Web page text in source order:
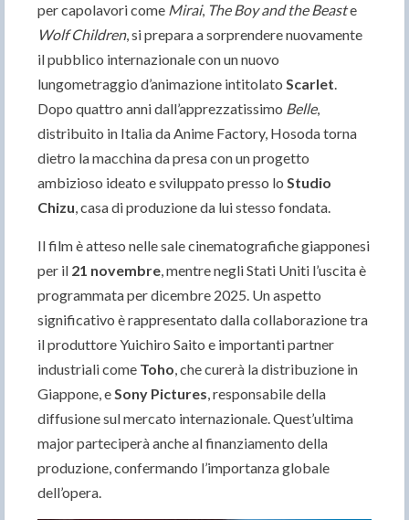
per capolavori come Mirai, The Boy and the Beaste
Wolf Children, si prepara a sorprendere nuovamente
il pubblico internazionale con un nuovo
lungometraggio d’animazione intitolato Scarlet.
Dopo quattro anni dall’apprezzatissimo Belle,
distribuito in Italia da Anime Factory, Hosoda torna
dietro la macchina da presa con un progetto
ambizioso ideato e sviluppato presso lo Studio
Chizu, casa di produzione da lui stesso fondata.
Il film è atteso nelle sale cinematografiche giapponesi
per il 21 novembre, mentre negli Stati Uniti l’uscita è
programmata per dicembre 2025. Un aspetto
significativo è rappresentato dalla collaborazione tra
il produttore Yuichiro Saito e importanti partner
industriali come Toho, che curerà la distribuzione in
Giappone, eSony Pictures, responsabile della
diffusione sul mercato internazionale. Quest’ultima
major parteciperà anche al finanziamento della
produzione, confermando l’importanza globale
dell’opera.